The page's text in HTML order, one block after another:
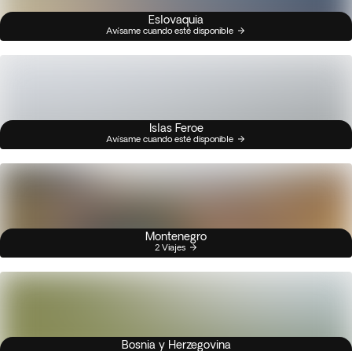
Eslovaquia
Avísame cuando esté disponible
Islas Feroe
Avísame cuando esté disponible
Montenegro
2 Viajes
Bosnia y Herzegovina